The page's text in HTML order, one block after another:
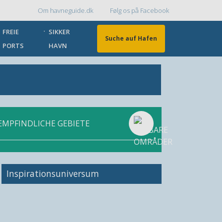
Topmenu
Om havneguide.dk Følg os på Facebook
FREIE
PORTS
SIKKER
HAVN
Suche auf Hafen
GEBIETE
Inspirationsuniversum